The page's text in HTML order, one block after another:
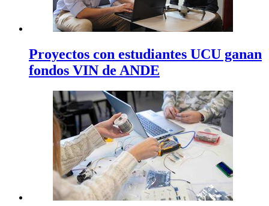
Proyectos con estudiantes UCU ganan
fondos VIN de ANDE